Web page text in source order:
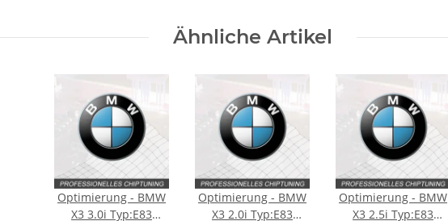
Ähnliche Artikel
Optimierung - BMW
X3 3.0i Typ:E83
Optimierung - BMW
X3 2.0i Typ:E83
Optimierung - BMW
X3 2.5i Typ:E83